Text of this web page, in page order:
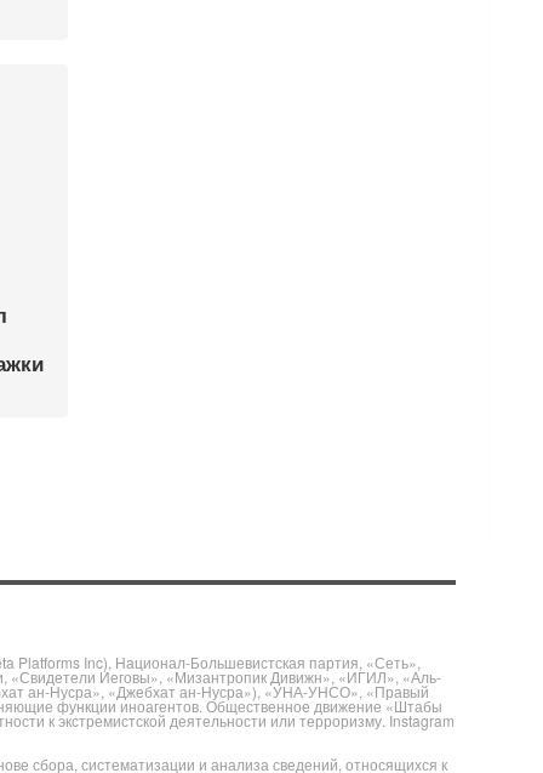
Platforms Inc), Национал-Большевистская партия, «Сеть»,
«Свидетели Иеговы», «Мизантропик Дивижн», «ИГИЛ», «Аль-
ан-Нусра», «Джебхат ан-Нусра»), «УНА-УНСО», «Правый
функции иноагентов. Общественное движение «Штабы
к экстремистской деятельности или терроризму. Instagram
сбора, систематизации и анализа сведений, относящихся к